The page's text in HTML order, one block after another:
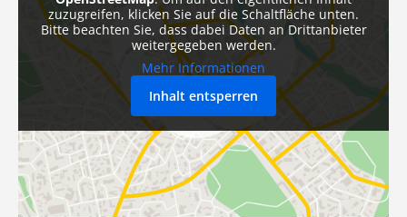
zuzugreifen, klicken Sie auf die Schaltfläche unten.
Bitte beachten Sie, dass dabei Daten an Drittanbieter
weitergegeben werden.
Mehr Informationen
Inhalt entsperren